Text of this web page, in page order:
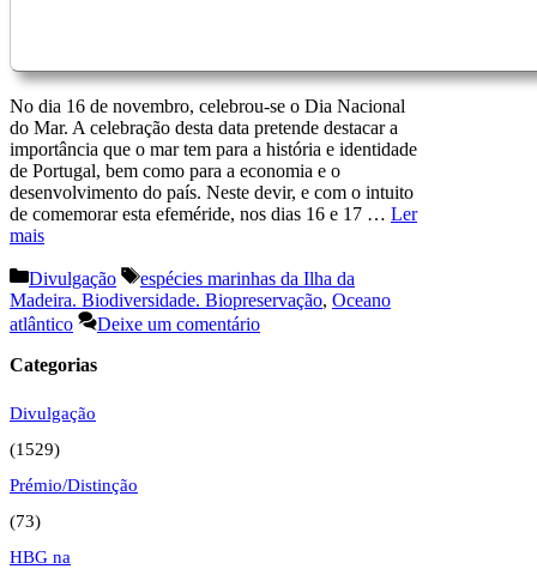
No dia 16 de novembro, celebrou-se o Dia Nacional
do Mar. A celebração desta data pretende destacar a
importância que o mar tem para a história e identidade
de Portugal, bem como para a economia e o
desenvolvimento do país. Neste devir, e com o intuito
de comemorar esta efeméride, nos dias 16 e 17 … Ler
mais
Categorias
Divulgação Etiquetas
espécies marinhas da Ilha da
Madeira. Biodiversidade. Biopreservação, Oceano
atlântico
Deixe um comentário
Categorias
Divulgação
(1529)
Prémio/Distinção
(73)
HBG na